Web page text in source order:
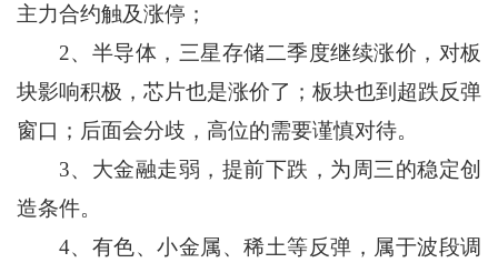
主力合约触及涨停；
2、半导体，三星存储二季度继续涨价，对板
块影响积极，芯片也是涨价了；板块也到超跌反弹
窗口；后面会分歧，高位的需要谨慎对待。
3、大金融走弱，提前下跌，为周三的稳定创
造条件。
4、有色、小金属、稀土等反弹，属于波段调